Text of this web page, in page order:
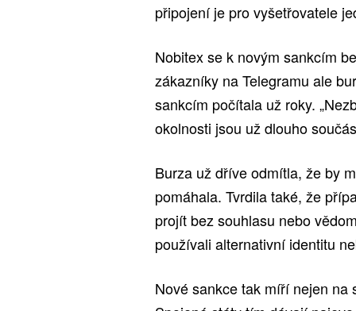
připojení je pro vyšetřovatele
Nobitex se k novým sankcím
zákazníky na Telegramu ale
sankcím počítala už roky.
okolnosti jsou už dlouho
Burza už dříve odmítla, že by
pomáhala. Tvrdila také, že
projít bez souhlasu nebo
používali alternativní identitu
Nové sankce tak míří nejen